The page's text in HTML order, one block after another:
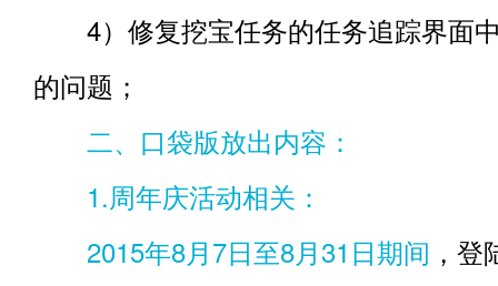
4）修复挖宝任务的任务追踪界面
的问题；
二、口袋版放出内容：
1.周年庆活动相关：
2015年8月7日至8月31日期间 ，